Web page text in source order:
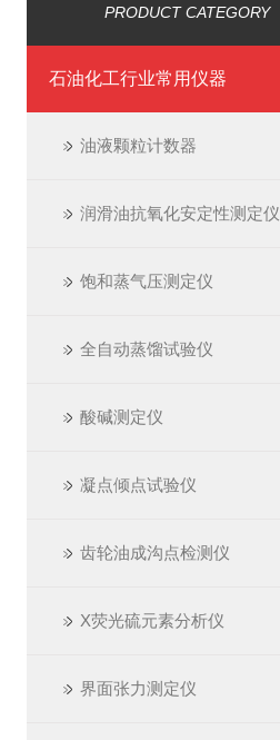
PRODUCT CATEGORY
石油化工行业常用仪器
油液颗粒计数器
润滑油抗氧化安定性测定仪
饱和蒸气压测定仪
全自动蒸馏试验仪
酸碱测定仪
凝点倾点试验仪
齿轮油成沟点检测仪
X荧光硫元素分析仪
界面张力测定仪